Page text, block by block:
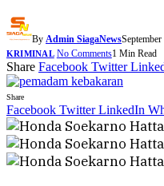
By Admin SiagaNews
KRIMINAL No Comments1 Min Read
Share Facebook Twitter
Share
Facebook Twitter LinkedIn